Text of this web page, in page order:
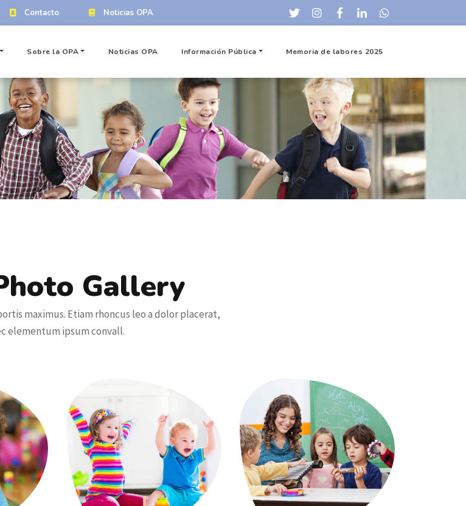
Contacto Noticias OPA
Sobre la OPA Noticias OPA Información Pública Memoria de labores 2025
Inicio Gallery 3
Gallery
maximus. Etiam rhoncus leo a dolor placerat,
elementum ipsum convall.